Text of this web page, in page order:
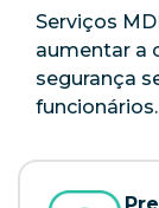
Serviços
aumentar a
segurança
funcionários.